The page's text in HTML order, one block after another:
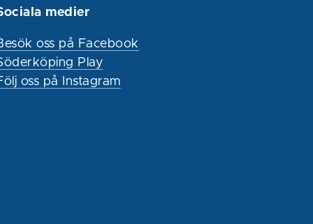
medier
oss på Facebook
Play
oss på Instagram